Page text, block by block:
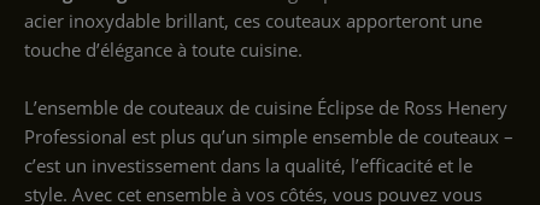
acier inoxydable brillant, ces couteaux apporteront une
touche d’élégance à toute cuisine.
L’ensemble de couteaux de cuisine Éclipse de Ross Henery
Professional est plus qu’un simple ensemble de couteaux –
c’est un investissement dans la qualité, l’efficacité et le
style. Avec cet ensemble à vos côtés, vous pouvez vous